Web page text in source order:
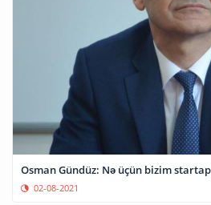
Osman Gündüz: Nə üçün bizim
02-08-2021